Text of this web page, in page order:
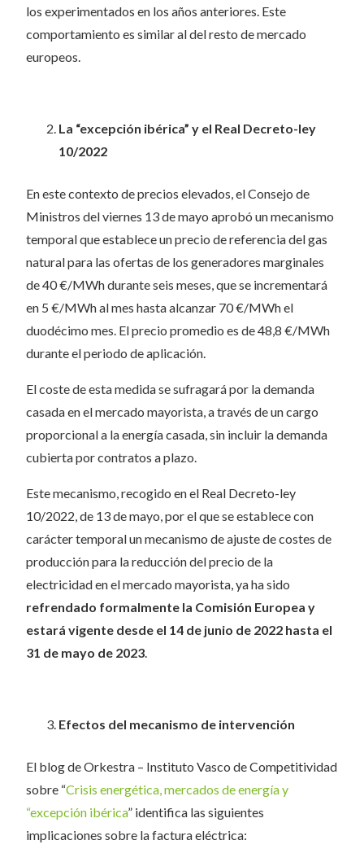
los experimentados en los años anteriores. Este
comportamiento es similar al del resto de mercado
europeos.
La “excepción ibérica” y el Real Decreto-ley
10/2022
En este contexto de precios elevados, el Consejo de
Ministros del viernes 13 de mayo aprobó un mecanismo
temporal que establece un precio de referencia del gas
natural para las ofertas de los generadores marginales
de 40 €/MWh durante seis meses, que se incrementará
en 5 €/MWh al mes hasta alcanzar 70 €/MWh el
duodécimo mes. El precio promedio es de 48,8 €/MWh
durante el periodo de aplicación.
El coste de esta medida se sufragará por la demanda
casada en el mercado mayorista, a través de un cargo
proporcional a la energía casada, sin incluir la demanda
cubierta por contratos a plazo.
Este mecanismo, recogido en el Real Decreto-ley
10/2022, de 13 de mayo, por el que se establece con
carácter temporal un mecanismo de ajuste de costes de
producción para la reducción del precio de la
electricidad en el mercado mayorista, ya ha sido
refrendado formalmente la Comisión Europea y
estará vigente desde el 14 de junio de 2022 hasta el
31 de mayo de 2023.
Efectos del mecanismo de intervención
El blog de Orkestra – Instituto Vasco de Competitividad
sobre “Crisis energética, mercados de energía y
“excepción ibérica” identifica las siguientes
implicaciones sobre la factura eléctrica: